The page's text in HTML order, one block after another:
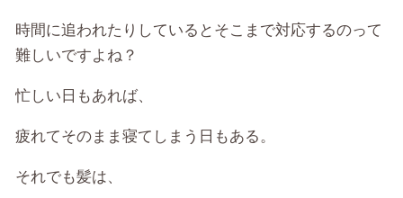
時間に追われたりしているとそこまで対応するのって
難しいですよね？
忙しい日もあれば、
疲れてそのまま寝てしまう日もある。
それでも髪は、